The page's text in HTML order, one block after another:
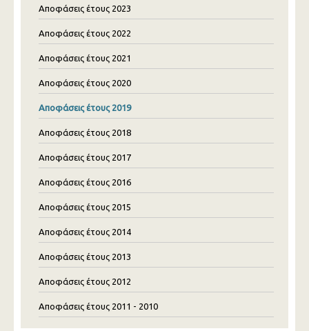
Αποφάσεις έτους 2023
Αποφάσεις έτους 2022
Αποφάσεις έτους 2021
Αποφάσεις έτους 2020
Αποφάσεις έτους 2019
Αποφάσεις έτους 2018
Αποφάσεις έτους 2017
Αποφάσεις έτους 2016
Αποφάσεις έτους 2015
Αποφάσεις έτους 2014
Αποφάσεις έτους 2013
Αποφάσεις έτους 2012
Αποφάσεις έτους 2011 - 2010